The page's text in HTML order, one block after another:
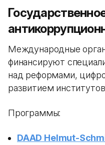
Международные
финансируют
над реформами,
развитием
Программы:
DAAD Helmut-